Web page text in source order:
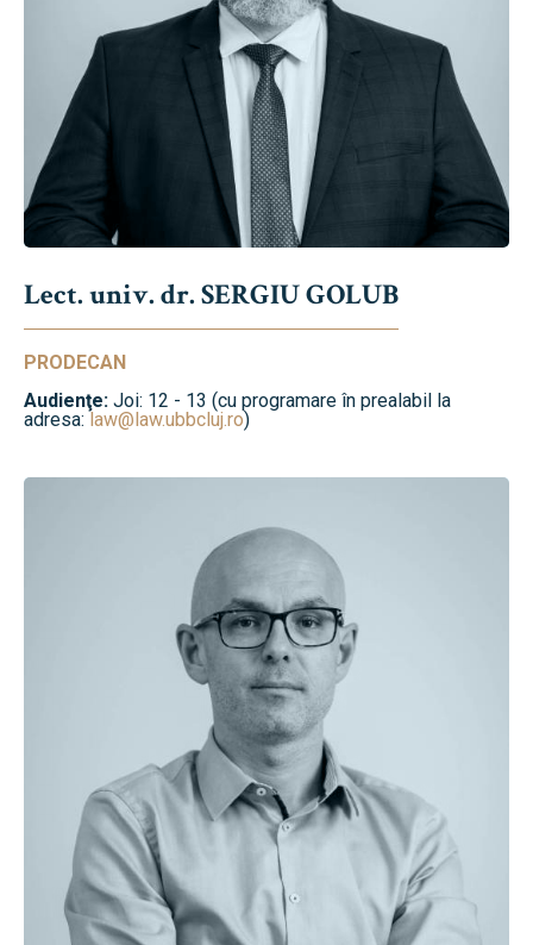
Lect. univ. dr. SERGIU GOLUB
PRODECAN
Audienţe: Joi: 12 - 13 (cu programare în prealabil la
adresa:law@law.ubbcluj.ro)